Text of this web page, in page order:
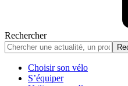
Rechercher
Choisir son vélo
S’équiper